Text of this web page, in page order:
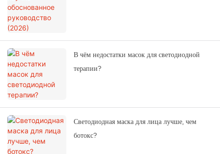
В чём недостатки масок для светодиодной
терапии?
Светодиодная маска для лица лучше, чем
ботокс?